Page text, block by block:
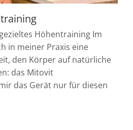
Höhentraining Im
in meiner Praxis eine
den Körper auf natürliche
das Mitovit
das Gerät nur für diesen